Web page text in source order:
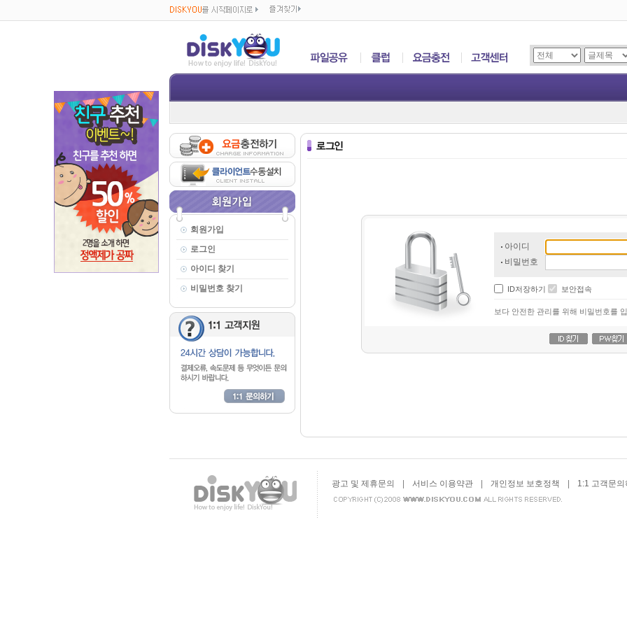
회원가입
로그인
아이디 찾기
비밀번호 찾기
아이디
비밀번호
ID저장하기 보안접속
보다 안전한 관리를 위해 비밀번호를
광고 및 제휴문의 서비스 이용약관 개인정보 보호정책 1:1 고객문의